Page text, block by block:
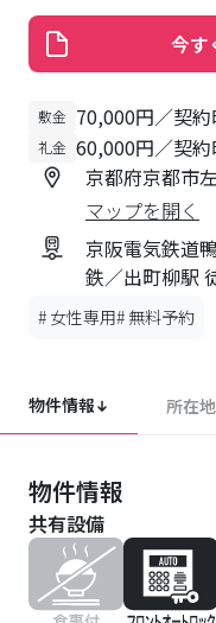
敷金 70,000円／契約
礼金 60,000円／契
京都府京都市
マップを開く
京阪電気鉄道
鉄／出町柳駅
# 女性専用# 無料予約
今す
物件情報 所在地
物件情報
共有設備